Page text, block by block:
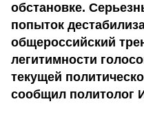
обстановке.
попыток
общероссийский
легитимности
текущей
сообщил политолог